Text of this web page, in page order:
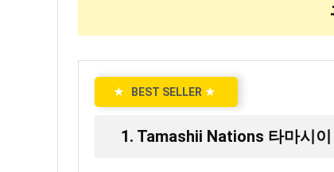
★ BEST SELLER ★
1. Tamashii Nations 타마시